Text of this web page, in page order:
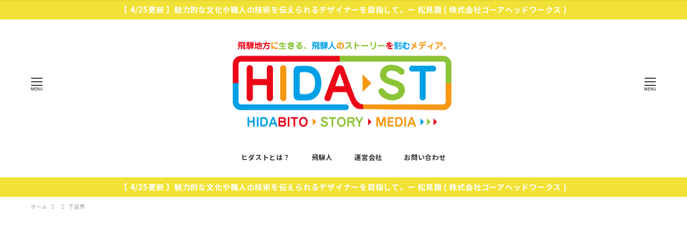
【 4/25更新 】魅力的な文化や職人の技術を伝えられるデザイナーを目指して。ー 松見龍 ( 株式会社ゴーアヘッドワークス )
MENU MENU
ヒダストとは？ 飛騨人 運営会社 お問い合わせ
【 4/25更新 】魅力的な文化や職人の技術を伝えられるデザイナーを目指して。ー 松見龍 ( 株式会社ゴーアヘッドワークス )
ホーム 下呂市